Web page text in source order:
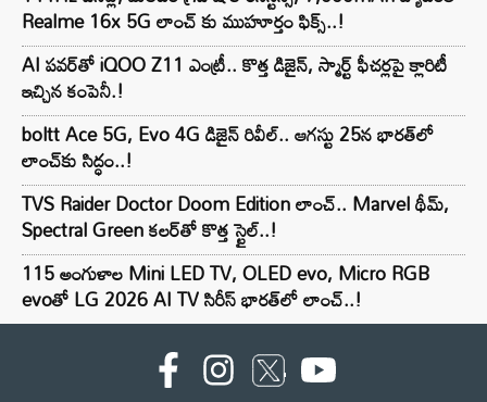
Realme 16x 5G లాంచ్ కు ముహూర్తం ఫిక్స్..!
AI పవర్‌తో iQOO Z11 ఎంట్రీ.. కొత్త డిజైన్, స్మార్ట్ ఫీచర్లపై క్లారిటీ
ఇచ్చిన కంపెనీ.!
boltt Ace 5G, Evo 4G డిజైన్ రివీల్.. ఆగస్టు 25న భారత్‌లో
లాంచ్‌కు సిద్ధం..!
TVS Raider Doctor Doom Edition లాంచ్.. Marvel థీమ్,
Spectral Green కలర్‌తో కొత్త స్టైల్..!
115 అంగుళాల Mini LED TV, OLED evo, Micro RGB
evoతో LG 2026 AI TV సిరీస్ భారత్‌లో లాంచ్..!